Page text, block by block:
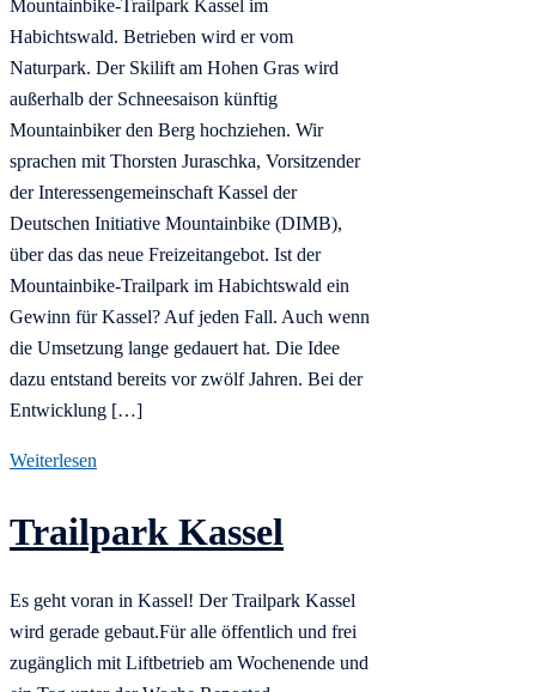
Mountainbike-Trailpark Kassel im
Habichtswald. Betrieben wird er vom
Naturpark. Der Skilift am Hohen Gras wird
außerhalb der Schneesaison künftig
Mountainbiker den Berg hochziehen. Wir
sprachen mit Thorsten Juraschka, Vorsitzender
der Interessengemeinschaft Kassel der
Deutschen Initiative Mountainbike (DIMB),
über das das neue Freizeitangebot. Ist der
Mountainbike-Trailpark im Habichtswald ein
Gewinn für Kassel? Auf jeden Fall. Auch wenn
die Umsetzung lange gedauert hat. Die Idee
dazu entstand bereits vor zwölf Jahren. Bei der
Entwicklung […]
Weiterlesen
Trailpark Kassel
Es geht voran in Kassel! Der Trailpark Kassel
wird gerade gebaut.Für alle öffentlich und frei
zugänglich mit Liftbetrieb am Wochenende und